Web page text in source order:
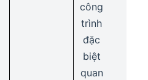
công
trình
đặc
biệt
quan